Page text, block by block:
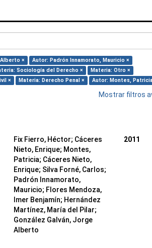
×
Autor: Padrón Innamorato, Mauricio ×
Sociología del Derecho ×
Materia: Otro ×
× Materia: Derecho Penal × Autor: Montes,
Mostrar filtros
Fix Fierro, Héctor; Cáceres
Nieto, Enrique; Montes,
Patricia; Cáceres Nieto,
Enrique; Silva Forné, Carlos;
Padrón Innamorato,
Mauricio; Flores Mendoza,
Imer Benjamín; Hernández
Martínez, María del Pilar;
González Galván, Jorge
Alberto
2011